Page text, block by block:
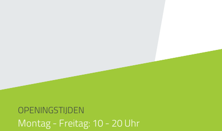
OPENINGSTIJDEN
Montag - Freitag: 10 - 20 Uhr